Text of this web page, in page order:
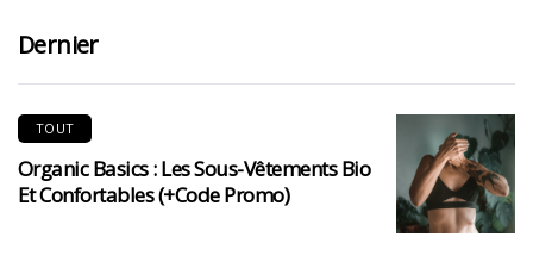
Dernier
TOUT
Organic Basics : Les Sous-Vêtements Bio
Et Confortables (+code Promo)